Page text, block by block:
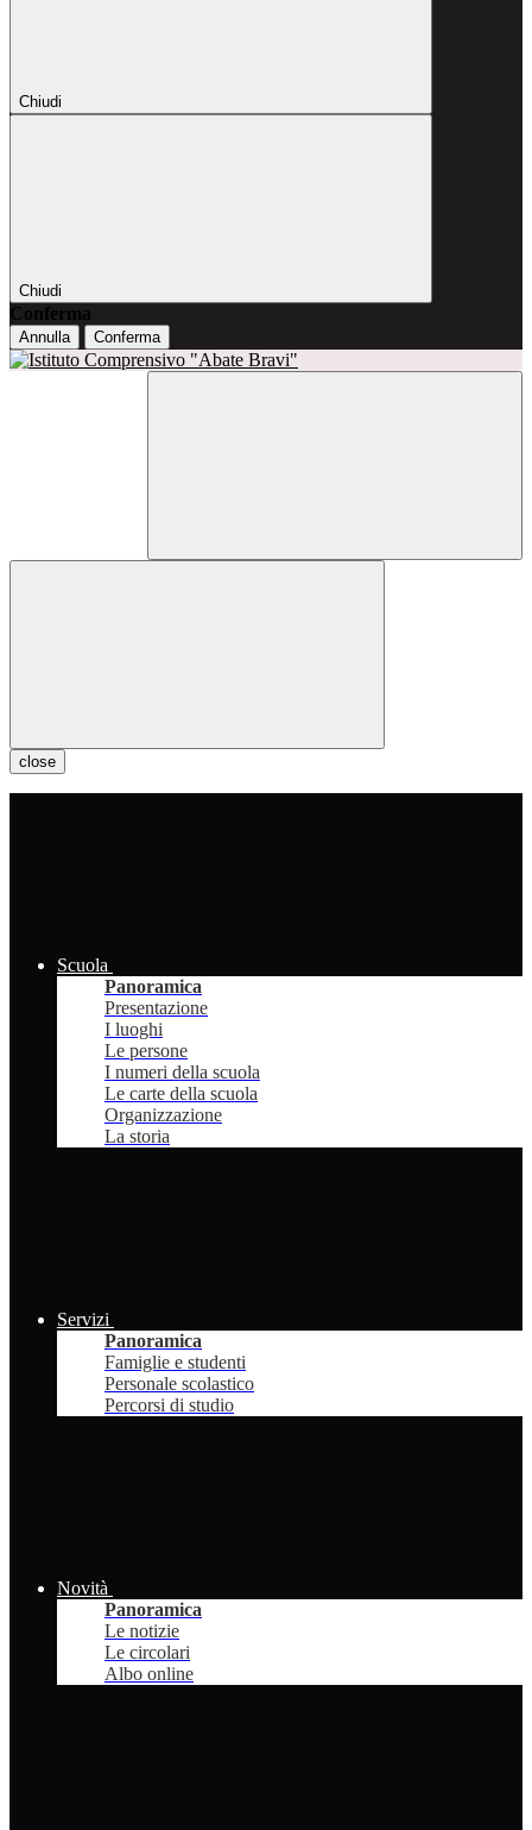
Chiudi
Chiudi
Conferma
Annulla Conferma
close
Scuola
Panoramica
Presentazione
I luoghi
Le persone
I numeri della scuola
Le carte della scuola
Organizzazione
La storia
Servizi
Panoramica
Famiglie e studenti
Personale scolastico
Percorsi di studio
Novità
Panoramica
Le notizie
Le circolari
Albo online